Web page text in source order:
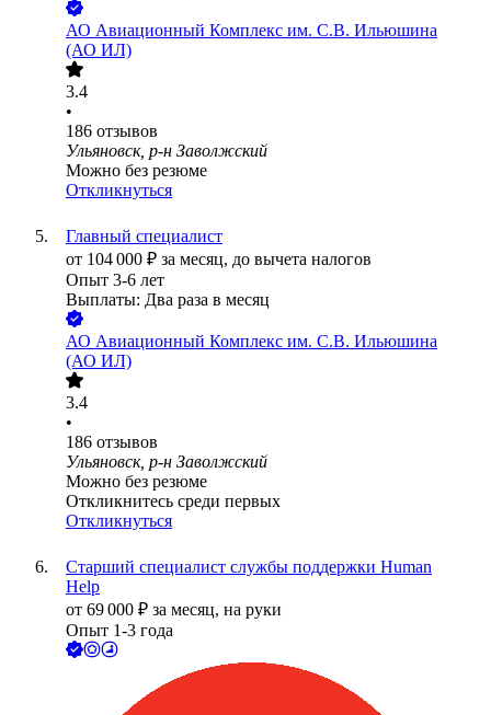
АО Авиационный Комплекс им. С.В. Ильюшина
(АО ИЛ)
3.4
•
186 отзывов
Ульяновск, р-н Заволжский
Можно без резюме
Откликнуться
Главный специалист
от 104 000 ₽ за месяц, до вычета налогов
Опыт 3-6 лет
Выплаты: Два раза в месяц
АО Авиационный Комплекс им. С.В. Ильюшина
(АО ИЛ)
3.4
•
186 отзывов
Ульяновск, р-н Заволжский
Можно без резюме
Откликнитесь среди первых
Откликнуться
Старший специалист службы поддержки Human
Help
от 69 000 ₽ за месяц, на руки
Опыт 1-3 года